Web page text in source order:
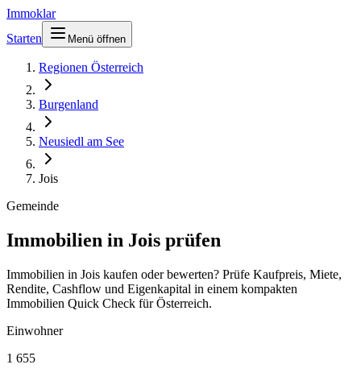
Immoklar
Starten
Menü öffnen
Regionen Österreich
Burgenland
Neusiedl am See
Jois
Gemeinde
Immobilien in Jois prüfen
Immobilien in Jois kaufen oder bewerten? Prüfe Kaufpreis, Miete,
Rendite, Cashflow und Eigenkapital in einem kompakten
Immobilien Quick Check für Österreich.
Einwohner
1 655